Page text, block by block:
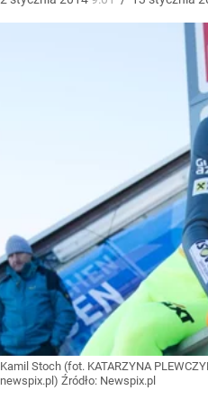
Kamil Stoch (fot. KATARZYNA
newspix.pl) Źródło: Newspix.pl